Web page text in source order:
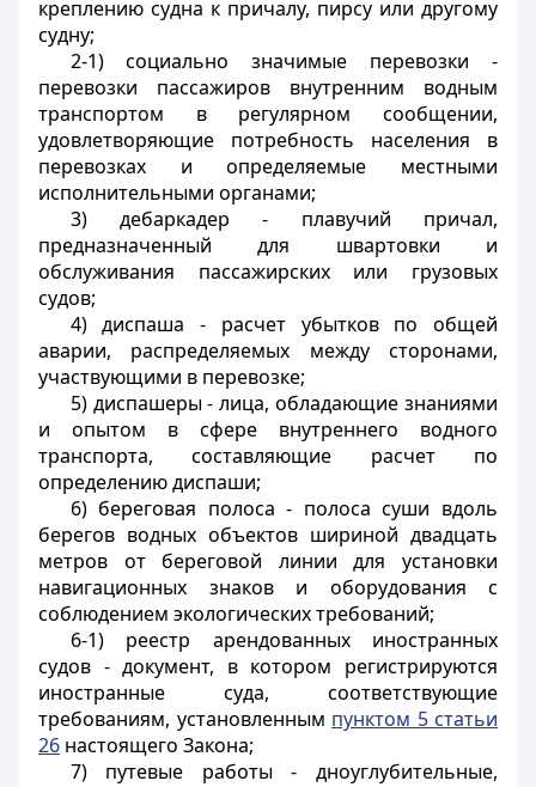
креплению судна к причалу, пирсу или другому
судну;
2-1) социально значимые перевозки -
перевозки пассажиров внутренним водным
транспортом в регулярном сообщении,
удовлетворяющие потребность населения в
перевозках и определяемые местными
исполнительными органами;
3) дебаркадер - плавучий причал,
предназначенный для швартовки и
обслуживания пассажирских или грузовых
судов;
4) диспаша - расчет убытков по общей
аварии, распределяемых между сторонами,
участвующими в перевозке;
5) диспашеры - лица, обладающие знаниями
и опытом в сфере внутреннего водного
транспорта, составляющие расчет по
определению диспаши;
6) береговая полоса - полоса суши вдоль
берегов водных объектов шириной двадцать
метров от береговой линии для установки
навигационных знаков и оборудования с
соблюдением экологических требований;
6-1) реестр арендованных иностранных
судов - документ, в котором регистрируются
иностранные суда, соответствующие
требованиям, установленным пунктом 5 статьи
26 настоящего Закона;
7) путевые работы - дноуглубительные,